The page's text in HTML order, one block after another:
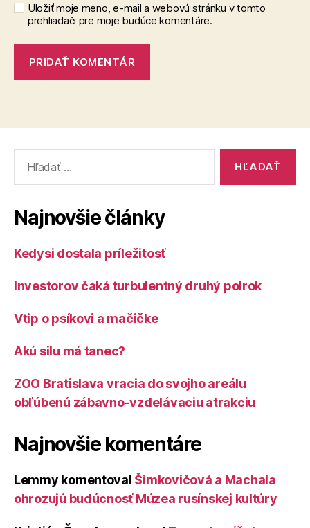
Uložiť moje meno, e-mail a webovú stránku v tomto
prehliadači pre moje budúce komentáre.
Najnovšie články
Kedysi dostala príležitosť
Investorov čaká turbulentný druhý polrok
Vtip o psíkovi a mačičke
Akú silu má tanec?
ZOO Bratislava vracia do svojho areálu
obľúbenú zábavno-vzdelávaciu atrakciu
Najnovšie komentáre
Lemmy komentoval Šimkovičová a Machala
ohrozujú budúcnosť Múzea rusínskej kultúry